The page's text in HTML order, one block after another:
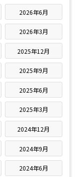
2026年6月
2026年3月
2025年12月
2025年9月
2025年6月
2025年3月
2024年12月
2024年9月
2024年6月